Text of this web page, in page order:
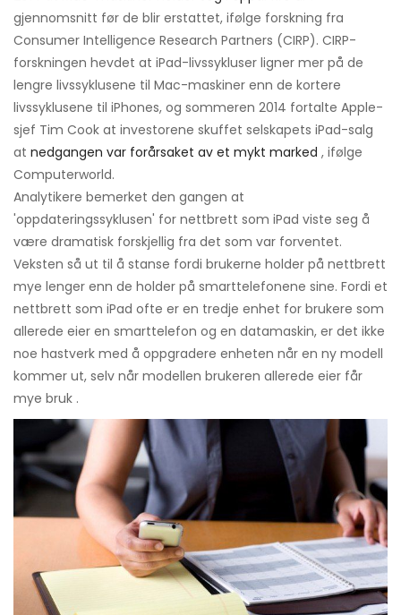
gjennomsnitt før de blir erstattet, ifølge forskning fra
Consumer Intelligence Research Partners (CIRP). CIRP-
forskningen hevdet at iPad-livssykluser ligner mer på de
lengre livssyklusene til Mac-maskiner enn de kortere
livssyklusene til iPhones, og sommeren 2014 fortalte Apple-
sjef Tim Cook at investorene skuffet selskapets iPad-salg
at nedgangen var forårsaket av et mykt marked , ifølge
Computerworld.
Analytikere bemerket den gangen at
'oppdateringssyklusen' for nettbrett som iPad viste seg å
være dramatisk forskjellig fra det som var forventet.
Veksten så ut til å stanse fordi brukerne holder på nettbrett
mye lenger enn de holder på smarttelefonene sine. Fordi et
nettbrett som iPad ofte er en tredje enhet for brukere som
allerede eier en smarttelefon og en datamaskin, er det ikke
noe hastverk med å oppgradere enheten når en ny modell
kommer ut, selv når modellen brukeren allerede eier får
mye bruk .